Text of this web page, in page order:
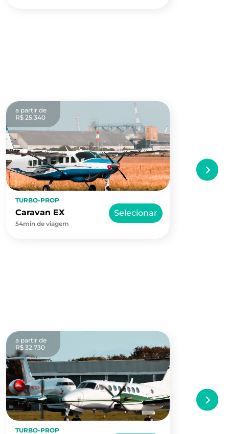
a partir de
R$ 25.340
TURBO-PROP
Caravan EX
54min de viagem
Selecionar
a partir de
R$ 32.730
TURBO-PROP